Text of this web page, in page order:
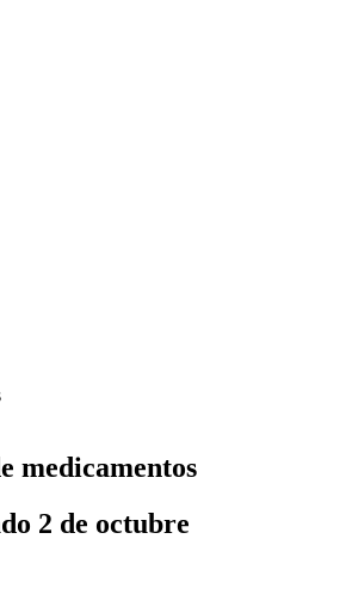
medicamentos
2 de octubre